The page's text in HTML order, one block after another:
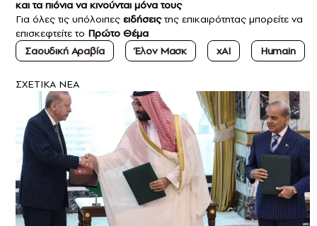
και τα πιόνια να κινούνται μόνα τους
Για όλες τις υπόλοιπες ειδήσειςτης επικαιρότητας μπορείτε να
επισκεφτείτε το Πρώτο Θέμα
Σαουδική Αραβία
Έλον Μασκ xAI Humain
ΣXETIKA NEA